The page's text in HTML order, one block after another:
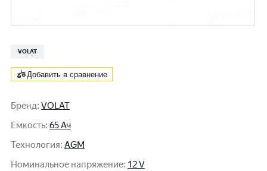
VOLAT
Добавить в сравнение
Бренд: VOLAT
Емкость: 65 Ач
Технология: AGM
Номинальное напряжение: 12 V